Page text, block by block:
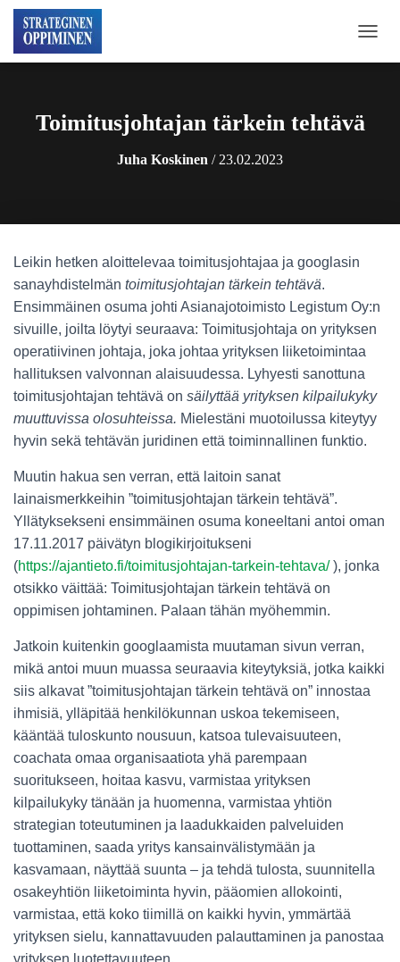
A
P
Toimitusjohtajan tärkein tehtävä
Juha Koskinen / 23.02.2023
Leikin hetken aloittelevaa toimitusjohtajaa ja googlasin
sanayhdistelmän toimitusjohtajan tärkein tehtävä.
Ensimmäinen osuma johti Asianajotoimisto Legistum Oy:n
sivuille, joilta löytyi seuraava: Toimitusjohtaja on yrityksen
operatiivinen johtaja, joka johtaa yrityksen liiketoimintaa
hallituksen valvonnan alaisuudessa. Lyhyesti sanottuna
toimitusjohtajan tehtävä on säilyttää yrityksen kilpailukyky
muuttuvissa olosuhteissa. Mielestäni muotoilussa kiteytyy
hyvin sekä tehtävän juridinen että toiminnallinen funktio.
Muutin hakua sen verran, että laitoin sanat
lainaismerkkeihin ”toimitusjohtajan tärkein tehtävä”.
Yllätyksekseni ensimmäinen osuma koneeltani antoi oman
17.11.2017 päivätyn blogikirjoitukseni
(https://ajantieto.fi/toimitusjohtajan-tarkein-tehtava/), jonka
otsikko väittää: Toimitusjohtajan tärkein tehtävä on
oppimisen johtaminen. Palaan tähän myöhemmin.
Jatkoin kuitenkin googlaamista muutaman sivun verran,
mikä antoi muun muassa seuraavia kiteytyksiä, jotka kaikki
siis alkavat ”toimitusjohtajan tärkein tehtävä on” innostaa
ihmisiä, ylläpitää henkilökunnan uskoa tekemiseen,
kääntää tuloskunto nousuun, katsoa tulevaisuuteen,
coachata omaa organisaatiota yhä parempaan
suoritukseen, hoitaa kasvu, varmistaa yrityksen
kilpailukyky tänään ja huomenna, varmistaa yhtiön
strategian toteutuminen ja laadukkaiden palveluiden
tuottaminen, saada yritys kansainvälistymään ja
kasvamaan, näyttää suunta – ja tehdä tulosta, suunnitella
osakeyhtiön liiketoiminta hyvin, pääomien allokointi,
varmistaa, että koko tiimillä on kaikki hyvin, ymmärtää
yrityksen sielu, kannattavuuden palauttaminen ja panostaa
yrityksen luotettavuuteen.